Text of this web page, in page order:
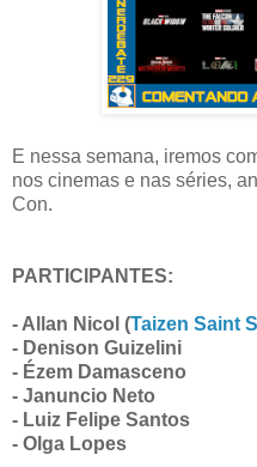
E nessa semana, iremos
nos cinemas e nas séries,
Con.
PARTICIPANTES:
- Allan Nicol (Taizen Saint
- Denison Guizelini
- Ézem Damasceno
- Januncio Neto
- Luiz Felipe Santos
- Olga Lopes